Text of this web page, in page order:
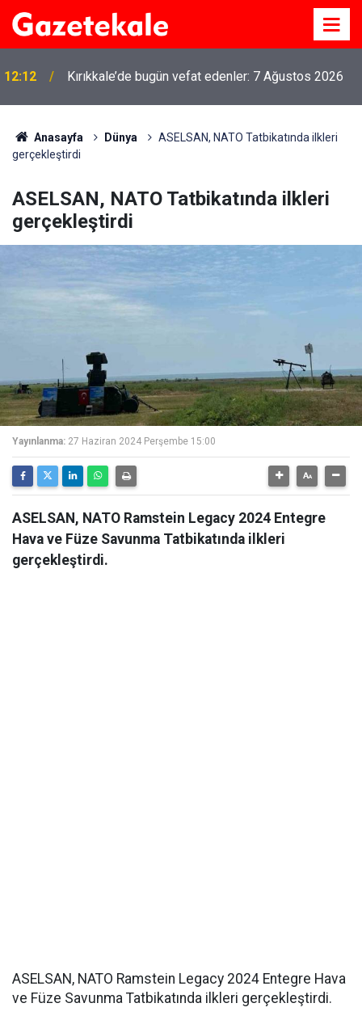
12:12 Kırıkkale’de bugün vefat edenler: 7 Ağustos 2026
Anasayfa Dünya
ASELSAN, NATO Tatbikatında ilkleri
gerçekleştirdi
ASELSAN, NATO Tatbikatında ilkleri
gerçekleştirdi
Yayınlanma: 27 Haziran 2024 Perşembe 15:00
ASELSAN, NATO Ramstein Legacy 2024 Entegre
Hava ve Füze Savunma Tatbikatında ilkleri
gerçekleştirdi.
ASELSAN, NATO Ramstein Legacy 2024 Entegre Hava
ve Füze Savunma Tatbikatında ilkleri gerçekleştirdi.